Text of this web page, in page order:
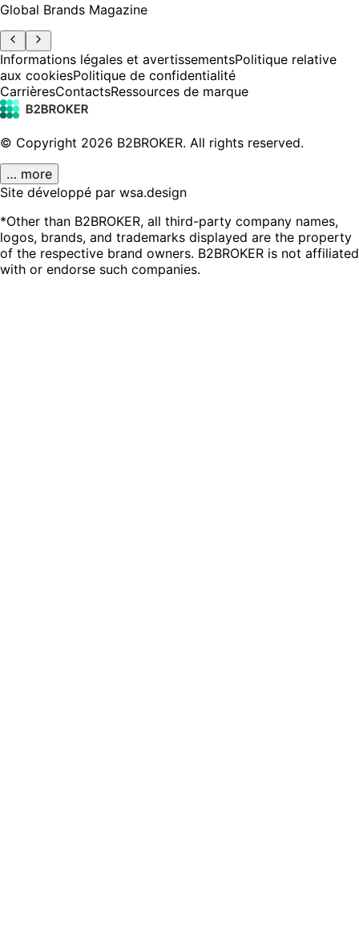
Global Brands Magazine
Informations légales et avertissementsPolitique relative
aux cookiesPolitique de confidentialité
CarrièresContactsRessources de marque
© Copyright 2026 B2BROKER. All rights reserved.
… more
Site développé par wsa.design
*Other than B2BROKER, all third-party company names,
logos, brands, and trademarks displayed are the property
of the respective brand owners. B2BROKER is not affiliated
with or endorse such companies.